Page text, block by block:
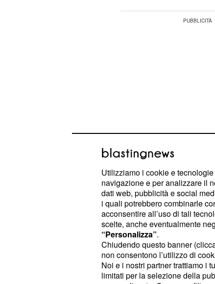
Durante la seconda metà diThe
ritornata in vita ed aMystic Falls
eretici, che la stessa reputa una
biologica: 'Damon e Stefan
la loro madre, che in sostanza li
ripercorrendo i suoi passi,
a loro due. E' emotivamente
Utilizziamo i cookie e
navigazione e per analizzare il
dati web, pubblicità e social
i quali potrebbero combinarle
acconsentire all’uso di tali
scelte, anche eventualmente
“Personalizza”.
Chiudendo questo banner
non consentono l’utilizzo di
Noi e i nostri partner trattiamo i
limitati per la selezione della